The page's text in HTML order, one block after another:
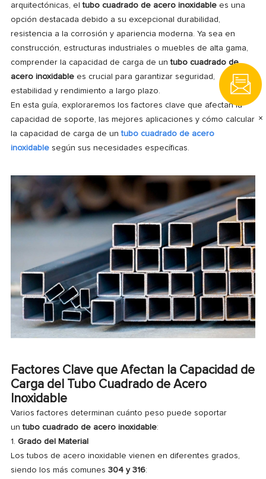
×
arquitectónicas, eltubo cuadrado de acero inoxidablees una
opción destacada debido a su excepcional durabilidad,
resistencia a la corrosión y apariencia moderna. Ya sea en
construcción, estructuras industriales o muebles de alta gama,
comprender la capacidad de carga de untubo cuadrado de
acero inoxidablees crucial para garantizar seguridad,
estabilidad y rendimiento a largo plazo.
En esta guía, exploraremos los factores clave que afectan la
capacidad de soporte, las mejores aplicaciones y cómo calcular
la capacidad de carga de untubo cuadrado de acero
inoxidablesegún sus necesidades específicas.
Factores Clave que Afectan la Capacidad de
Carga del Tubo Cuadrado de Acero
Inoxidable
Varios factores determinan cuánto peso puede soportar
untubo cuadrado de acero inoxidable:
1. Grado del Material
Los tubos de acero inoxidable vienen en diferentes grados,
siendo los más comunes 304 y 316: